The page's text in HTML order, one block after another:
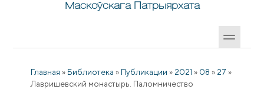
Маскоўскага Патрыярхата
Главная » Библиотека » Публикации » 2021 » 08 » 27 »
Лавришевский монастырь. Паломничество